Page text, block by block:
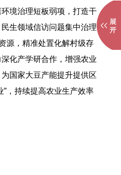
境治理短板弱项，打造干
生领域信访问题集中治理
源，精准处置化解村级存
化产学研合作，增强农业
国家大豆产能提升提供区
，持续提高农业生产效率